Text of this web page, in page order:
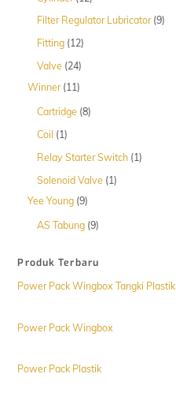
Filter Regulator Lubricator 99
Fitting 1212
Valve 2424
Produk
Winner 1111
Cartridge 88
Coil 11
Relay Starter Switch 11
Solenoid Valve 11
Yee Young 99
AS Tabung 99
Produk Terbaru
Power Pack Wingbox Tangki Plastik
Power Pack Wingbox
Power Pack Plastik